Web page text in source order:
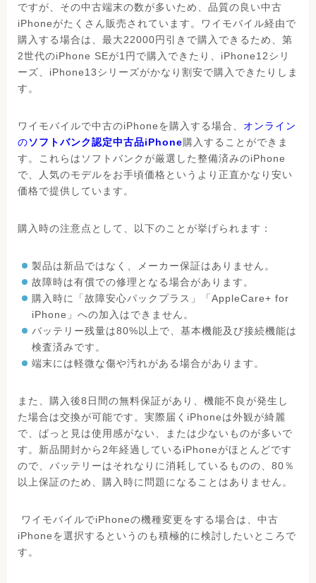
ですが、その中古端末の数が多いため、品質の良い中古
iPhoneがたくさん販売されています。ワイモバイル経由で
購入する場合は、最大22000円引きで購入できるため、第
2世代のiPhone SEが1円で購入できたり、iPhone12シリ
ーズ、iPhone13シリーズがかなり割安で購入できたりしま
す。
ワイモバイルで中古のiPhoneを購入する場合、 オンライン
のソフトバンク認定中古品iPhone購入することができま
す。これらはソフトバンクが厳選した整備済みのiPhone
で、人気のモデルをお手頃価格というより正直かなり安い
価格で提供しています。
購入時の注意点として、以下のことが挙げられます：
製品は新品ではなく、メーカー保証はありません。
故障時は有償での修理となる場合があります。
購入時に「故障安心パックプラス」「AppleCare+ for
iPhone」への加入はできません。
バッテリー残量は80%以上で、基本機能及び接続機能は
検査済みです。
端末には軽微な傷や汚れがある場合があります。
また、購入後8日間の無料保証があり、機能不良が発生し
た場合は交換が可能です。実際届くiPhoneは外観が綺麗
で、ぱっと見は使用感がない、または少ないものが多いで
す。新品開封から2年経過しているiPhoneがほとんどです
ので、バッテリーはそれなりに消耗しているものの、80％
以上保証のため、購入時に問題になることはありません。
ワイモバイルでiPhoneの機種変更をする場合は、中古
iPhoneを選択するというのも積極的に検討したいところで
す。